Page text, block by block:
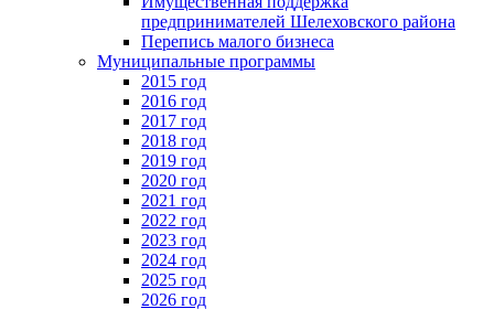
предпринимателей Шелеховского района
Перепись малого бизнеса
Муниципальные программы
2015 год
2016 год
2017 год
2018 год
2019 год
2020 год
2021 год
2022 год
2023 год
2024 год
2025 год
2026 год